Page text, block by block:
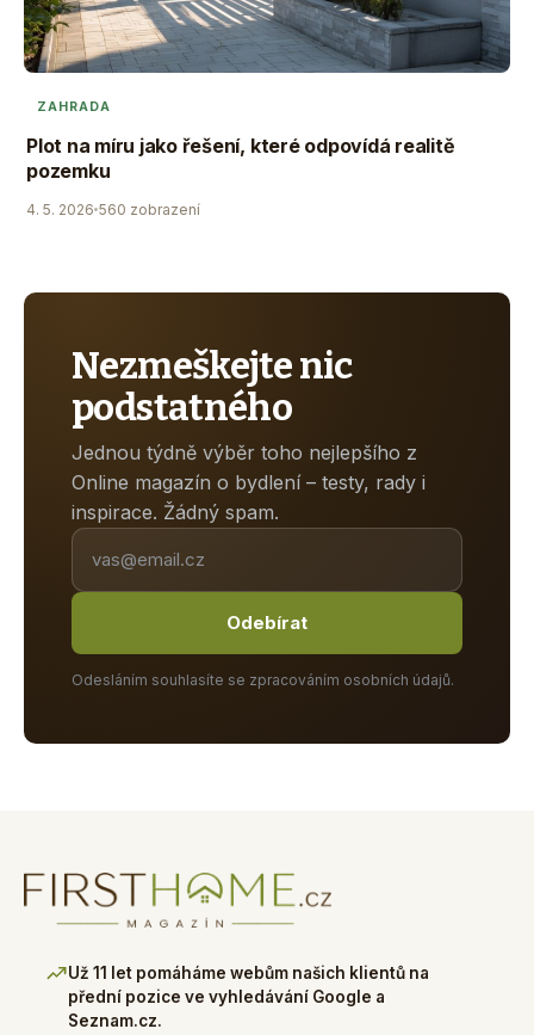
ZAHRADA
Plot na míru jako řešení, které odpovídá realitě
pozemku
4. 5. 2026 560 zobrazení
Nezmeškejte nic
podstatného
Jednou týdně výběr toho nejlepšího z
Online magazín o bydlení – testy, rady i
inspirace. Žádný spam.
Odebírat
Odesláním souhlasíte se zpracováním osobních údajů.
Už 11 let pomáháme webům našich klientů na
přední pozice ve vyhledávání Google a
Seznam.cz.